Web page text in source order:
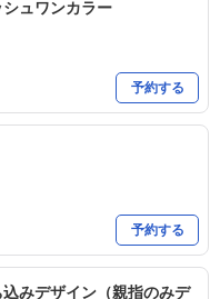
ュワンカラー
予約する
予約する
みデザイン（親指のみデ